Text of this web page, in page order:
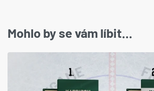
Mohlo by se vám líbit...